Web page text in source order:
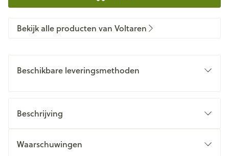
Bekijk alle producten van Voltaren
Beschikbare leveringsmethoden
Beschrijving
Waarschuwingen